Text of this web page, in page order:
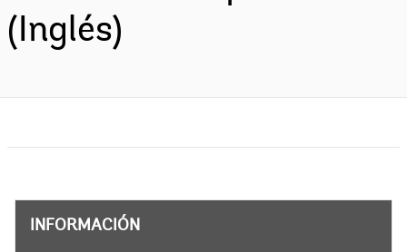
(Inglés)
INFORMACIÓN